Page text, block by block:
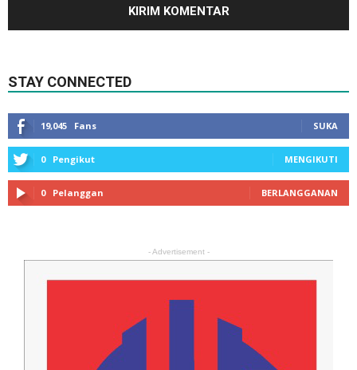
STAY CONNECTED
19,045 Fans SUKA
0 Pengikut MENGIKUTI
0 Pelanggan BERLANGGANAN
- Advertisement -